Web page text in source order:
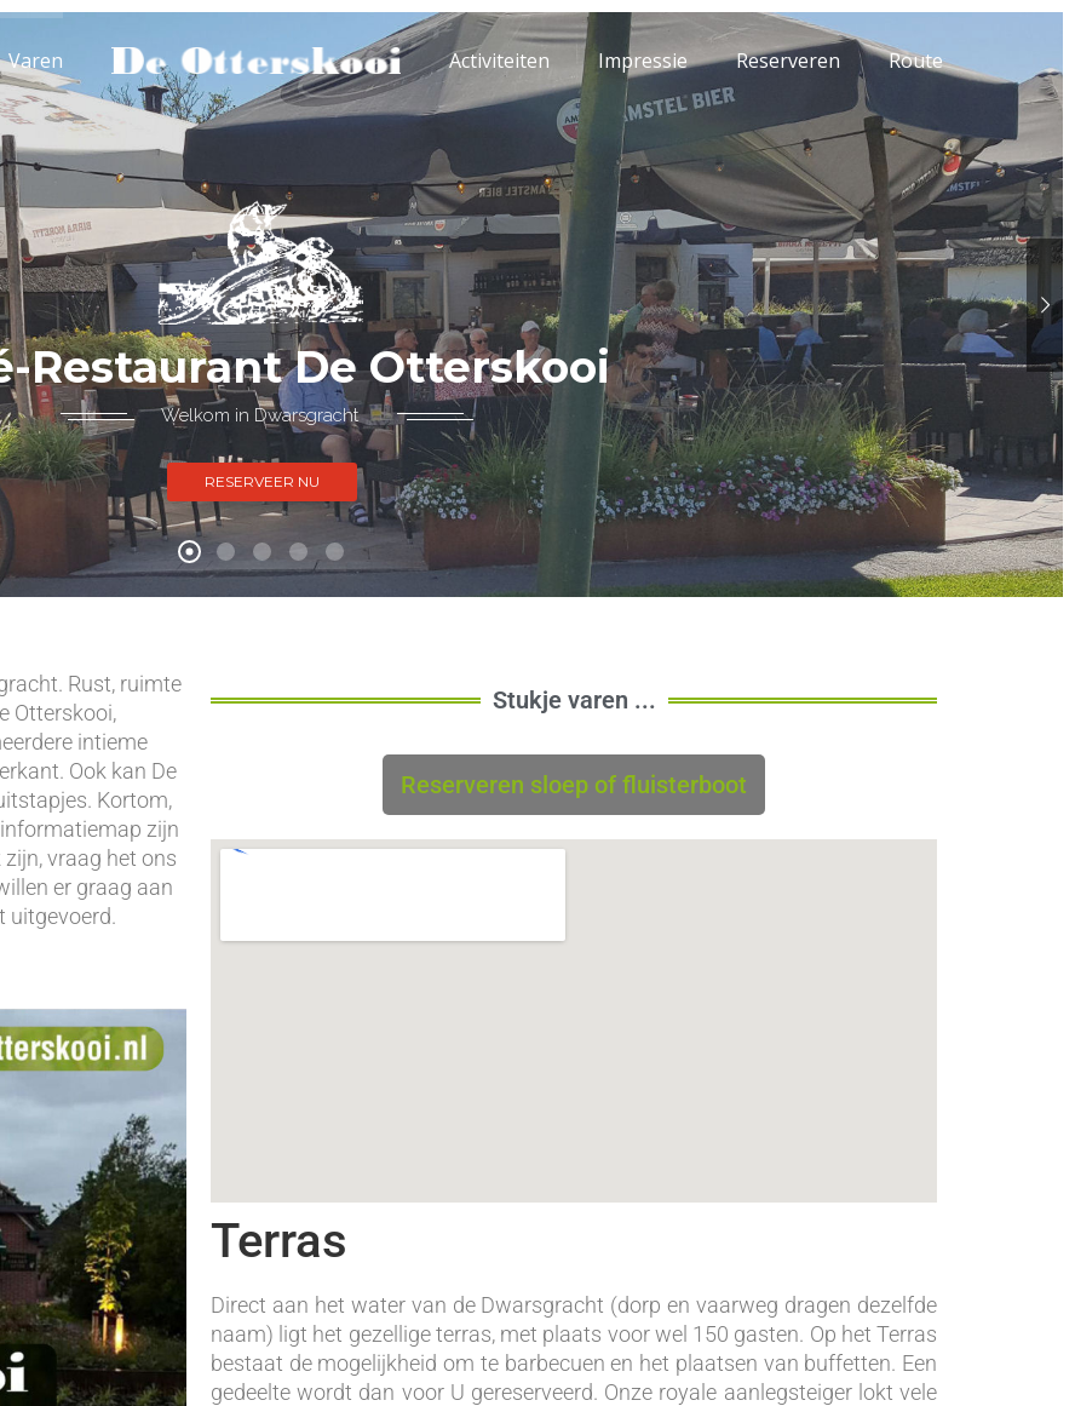
Varen Activiteiten Impressie Reserveren Route
Restaurant De Otterskooi
Welkom in Dwarsgracht
RESERVEER NU
Rust, ruimte
Otterskooi,
intieme
Ook kan De
Kortom,
informatiemap zijn
vraag het ons
er graag aan
uitgevoerd.
Stukje varen ...
Reserveren sloep of fluisterboot
Terras
Direct aan het water van de Dwarsgracht (dorp en vaarweg dragen dezelfde
naam) ligt het gezellige terras, met plaats voor wel 150 gasten. Op het Terras
bestaat de mogelijkheid om te barbecuen en het plaatsen van buffetten. Een
gedeelte wordt dan voor U gereserveerd. Onze royale aanlegsteiger lokt vele